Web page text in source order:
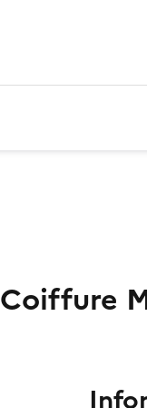
Coiffure